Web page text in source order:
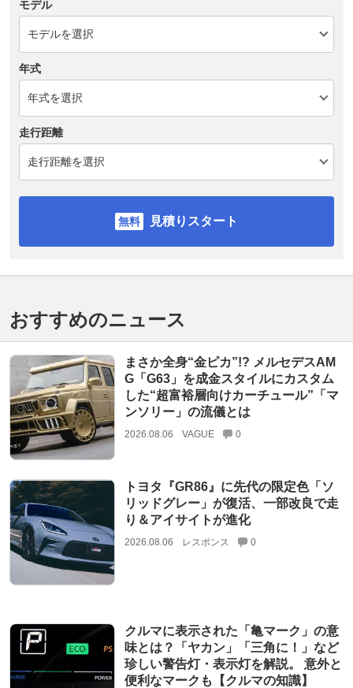
モデル
年式
走行距離
見積りスタート
おすすめのニュース
まさか全身“金ピカ”!? メルセデスAM
G「G63」を成金スタイルにカスタム
した“超富裕層向けカーチュール”「マ
ンソリー」の流儀とは
2026.08.06 VAGUE 0
トヨタ『GR86』に先代の限定色「ソ
リッドグレー」が復活、一部改良で走
り＆アイサイトが進化
2026.08.06 レスポンス 0
クルマに表示された「亀マーク」の意
味とは？「ヤカン」「三角に！」など
珍しい警告灯・表示灯を解説。 意外と
便利なマークも【クルマの知識】